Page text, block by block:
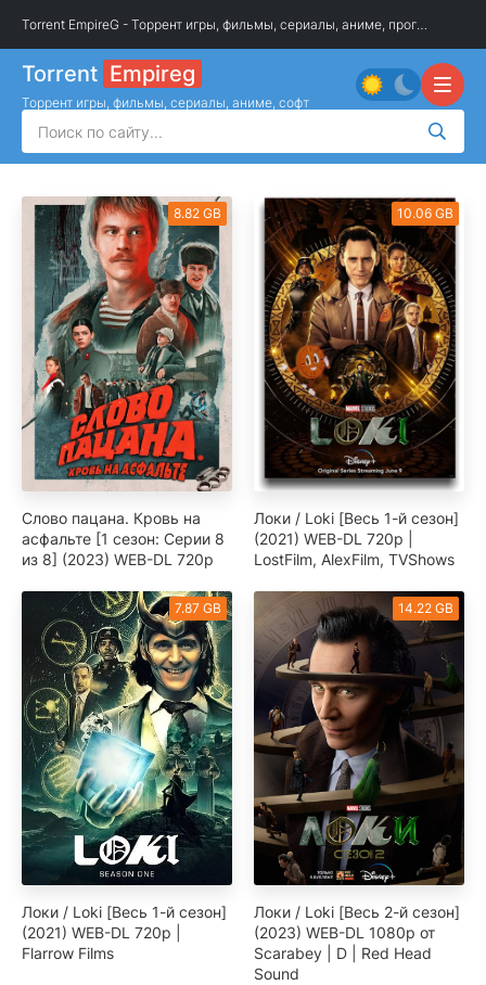
Torrent Empireg
Торрент игры, фильмы, сериалы, аниме, софт
8.82 GB
Слово пацана. Кровь на
асфальте [1 сезон: Серии 8
из 8] (2023) WEB-DL 720p
10.06 GB
Локи / Loki [Весь 1-й сезон]
(2021) WEB-DL 720p |
LostFilm, AlexFilm, TVShows
7.87 GB
Локи / Loki [Весь 1-й сезон]
(2021) WEB-DL 720p |
Flarrow Films
14.22 GB
Локи / Loki [Весь 2-й сезон]
(2023) WEB-DL 1080p от
Scarabey | D | Red Head
Sound